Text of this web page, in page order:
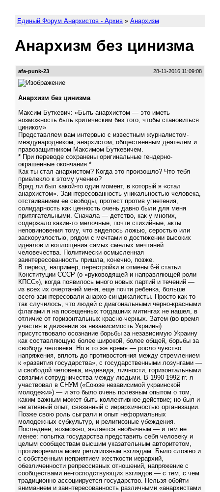
Единый Форум Анархистов - Архив » Анархизм
Анархизм без цинизма
afa-punk-23 28-11-2016 11:09:08
Анархизм без цинизма
Максим Буткевич: «Быть анархистом — это иметь
возможность быть критическим без того, чтобы становиться
циником»
Представляем вам интервью с известным журналистом-
международником, анархистом, общественным деятелем и
правозащитником Максимом Буткевичем.
* При переводе сохранены оригинальные гендерно-
окрашенные окончания *
Как ты стал анархистом? Когда это произошло? Что тебя
привлекло к этому учению?
Вряд ли был какой-то один момент, в который я «стал
анархистом». Заинтересованность уникальностью человека,
отстаиванием ее свободы, протест против угнетения,
солидарность как ценность очень давно были для меня
притягательными. Сначала — детство, как у многих,
содержало какие-то мелочные, почти стихийные, акты
неповиновения тому, что виделось ложью, серостью или
заскорузлостью, рядом с мечтами о достижении высоких
идеалов и воплощения самых смелых мечтаний
человечества. Политически осмысленная
заинтересованность пришла, конечно, позже.
В период, например, перестройки и отмены 6-й статьи
Конституции СССР (о «руководящей и направляющей роли
КПСС»), когда появилось много новых партий и течений —
из всех их очертаний меня, еще почти ребенка, больше
всего заинтересовали анархо-синдикалисты. Просто как-то
так случилось, что людей с диагональными черно-красными
флагами я на посещенных тогдашних митингах не нашел, в
отличие от горизонтальных красно-черных. Затем (во время
участия в движении за независимость Украины)
присутствовало осознание борьбы за независимую Украину
как составляющую более широкой, более общей, борьбы за
свободу человека. Но в то же время — росло чувство
напряжения, вплоть до противостояния между стремлением
к «развития государства», с государственными лозунгами —
и свободой человека, индивида, личности, горизонтальными
связями сотрудничества между людьми. В 1990-1992 гг. я
участвовал в СНУМ («Союзе независимой украинской
молодежи») — и это было очень полезным опытом о том,
каким важным может быть коллективное действие; но был и
негативный опыт, связанный с иерархичностью организации.
Позже свою роль сыграли и опыт неформальных
молодежных субкультур, и религиозные убеждения.
Последнее, возможно, является необычным — и тем не
менее: попытка государства представить себя человеку и
целым сообществам высшим указательным авторитетом,
противоречила моим религиозным взглядам. Было сложно и
с собственным неприятием жесткости иерархий,
обезличенности репрессивных отношений, напряжение с
сообществами не-господствующих взглядов — с тем, с чем
традиционно ассоциируется государство. Нельзя обойти
вниманием и заинтересованность различными «анархистами